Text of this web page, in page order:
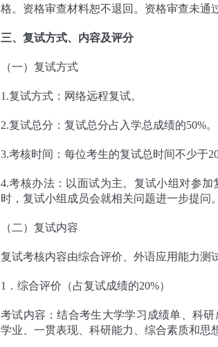
格。资格审查材料恕不退回。资格审查未通
三、复试方式、内容及评分
（一）复试方式
1.复试方式：网络远程复试。
2.复试总分：复试总分占入学总成绩的50%。
3.考核时间：每位考生的复试总时间不少于20
4.考核办法：以面试为主。复试小组对参
时，复试小组成员会就相关问题进一步提问。
（二）复试内容
复试考核内容由综合评价、外语应用能力测
1．综合评价（占复试成绩的20%）
考试内容：结合考生大学学习成绩单、科
学业、一贯表现、科研能力、综合素质和思